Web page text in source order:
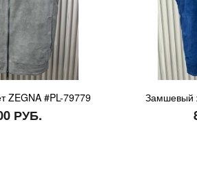
ZEGNA #PL-79779
РУБ.
Замшевый